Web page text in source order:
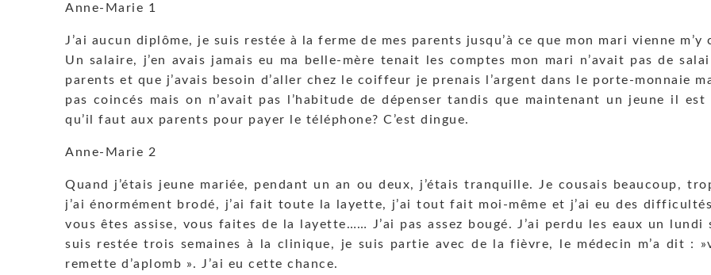
Anne-Marie 1
J’ai aucun diplôme, je suis restée à la ferme de mes parents jusqu’à ce que mon mari vienne
Un salaire, j’en avais jamais eu ma belle-mère tenait les comptes mon mari n’avait pas de
parents et que j’avais besoin d’aller chez le coiffeur je prenais l’argent dans le porte-monnaie
pas coincés mais on n’avait pas l’habitude de dépenser tandis que maintenant un jeune il est
qu’il faut aux parents pour payer le téléphone? C’est dingue.
Anne-Marie 2
Quand j’étais jeune mariée, pendant un an ou deux, j’étais tranquille. Je cousais beaucoup,
j’ai énormément brodé, j’ai fait toute la layette, j’ai tout fait moi-même et j’ai eu des
vous êtes assise, vous faites de la layette…… J’ai pas assez bougé. J’ai perdu les eaux un
suis restée trois semaines à la clinique, je suis partie avec de la fièvre, le médecin m’a dit :
remette d’aplomb ». J’ai eu cette chance.